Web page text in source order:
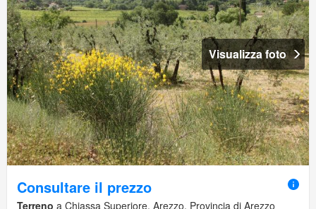
Visualizza foto
Consultare il prezzo
Terreno a Chiassa Superiore, Arezzo, Provincia di Arezzo